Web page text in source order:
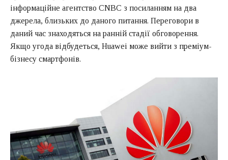
інформаційне агентство CNBC з посиланням на два
джерела, близьких до даного питання. Переговори в
даний час знаходяться на ранній стадії обговорення.
Якщо угода відбудеться, Huawei може вийти з преміум-
бізнесу смартфонів.